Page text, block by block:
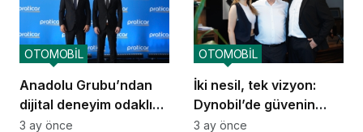
Anadolu Grubu’ndan
dijital deneyim odaklı
mobilite markası:
OTOMOBİL
3 ay önce
İki nesil, tek vizyon:
Dynobil’de güvenin
yolculuğu
OTOMOBİL
3 ay önce